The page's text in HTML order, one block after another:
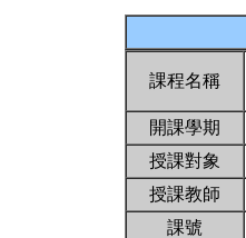
課程名稱
開課學期
授課對象
授課教師
課號